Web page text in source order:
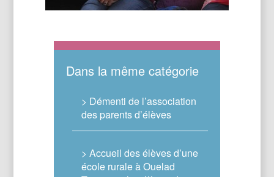
Dans la même catégorie
> Démenti de l’association
des parents d’élèves
> Accueil des élèves d’une
école rurale à Ouelad